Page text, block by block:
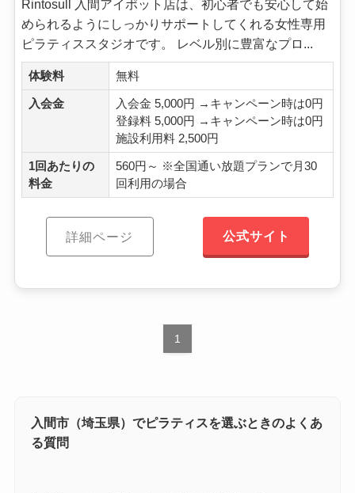
Rintosull 入間アイポット店は、初心者でも安心して始
められるようにしっかりサポートしてくれる女性専用
ピラティススタジオです。 レベル別に豊富なプロ...
体験料 無料
入会金
入会金 5,000円 →キャンペーン時は0円
登録料 5,000円 →キャンペーン時は0円
施設利用料 2,500円
1回あたりの
料金
560円～ ※全国通い放題プランで月30
回利用の場合
詳細ページ 公式サイト
1
入間市（埼玉県）でピラティスを選ぶときのよくあ
る質問